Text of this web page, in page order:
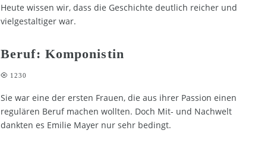
Heute wissen wir, dass die Geschichte deutlich reicher und
vielgestaltiger war.
Beruf: Komponistin
1230
Sie war eine der ersten Frauen, die aus ihrer Passion einen
regulären Beruf machen wollten. Doch Mit- und Nachwelt
dankten es Emilie Mayer nur sehr bedingt.